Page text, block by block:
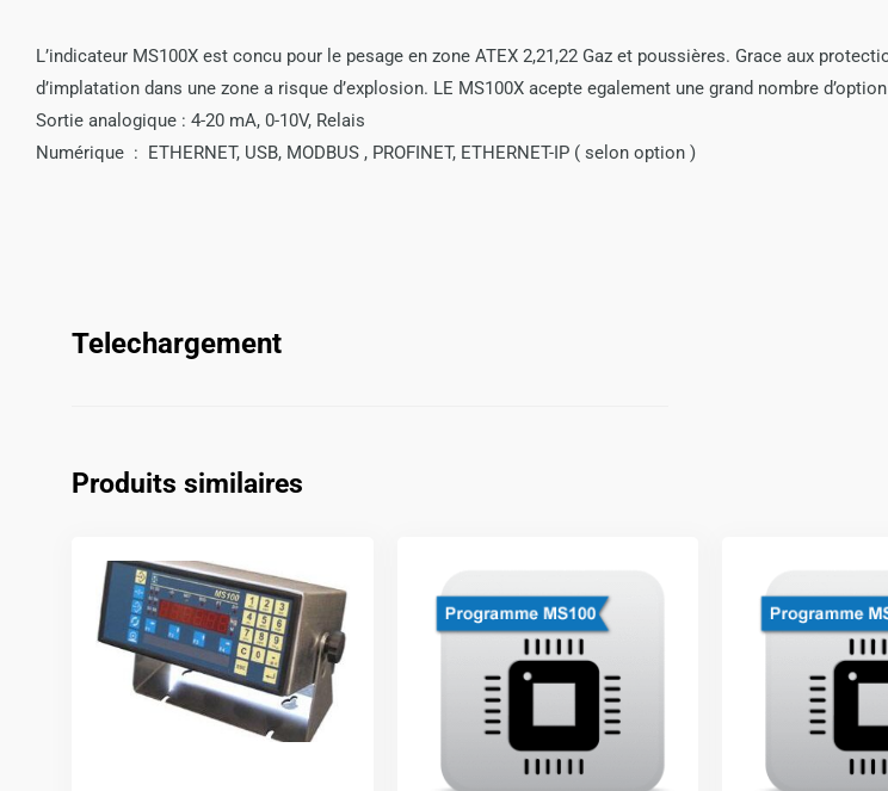
L’indicateur MS100X est concu pour le pesage en zone ATEX 2,21,22 Gaz et poussières. Grace aux
d’implatation dans une zone a risque d’explosion. LE MS100X acepte egalement une grand nombre
Sortie analogique : 4-20 mA, 0-10V, Relais
Numérique : ETHERNET, USB, MODBUS , PROFINET, ETHERNET-IP ( selon option )
Telechargement
Produits similaires